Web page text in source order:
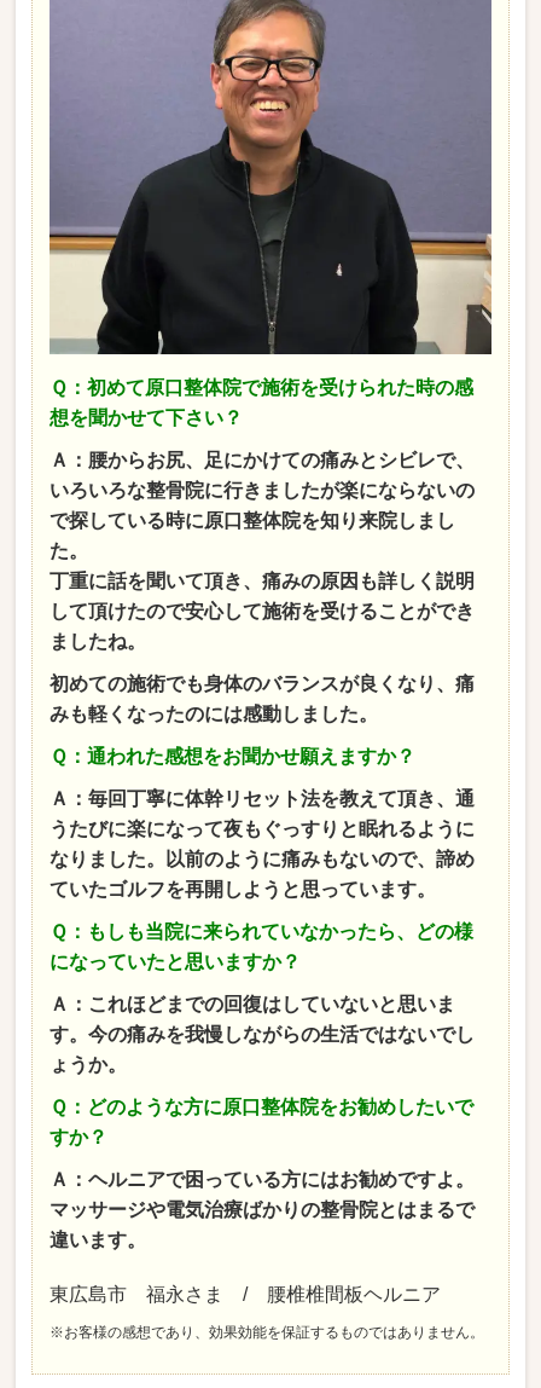
Ｑ：初めて原口整体院で施術を受けられた時の感
想を聞かせて下さい？
Ａ：腰からお尻、足にかけての痛みとシビレで、
いろいろな整骨院に行きましたが楽にならないの
で探している時に原口整体院を知り来院しまし
た。
丁重に話を聞いて頂き、痛みの原因も詳しく説明
して頂けたので安心して施術を受けることができ
ましたね。
初めての施術でも身体のバランスが良くなり、痛
みも軽くなったのには感動しました。
Ｑ：通われた感想をお聞かせ願えますか？
Ａ：毎回丁寧に体幹リセット法を教えて頂き、通
うたびに楽になって夜もぐっすりと眠れるように
なりました。以前のように痛みもないので、諦め
ていたゴルフを再開しようと思っています。
Ｑ：もしも当院に来られていなかったら、どの様
になっていたと思いますか？
Ａ：これほどまでの回復はしていないと思いま
す。今の痛みを我慢しながらの生活ではないでし
ょうか。
Ｑ：どのような方に原口整体院をお勧めしたいで
すか？
Ａ：ヘルニアで困っている方にはお勧めですよ。
マッサージや電気治療ばかりの整骨院とはまるで
違います。
東広島市 福永さま / 腰椎椎間板ヘルニア
※お客様の感想であり、効果効能を保証するものではありません。